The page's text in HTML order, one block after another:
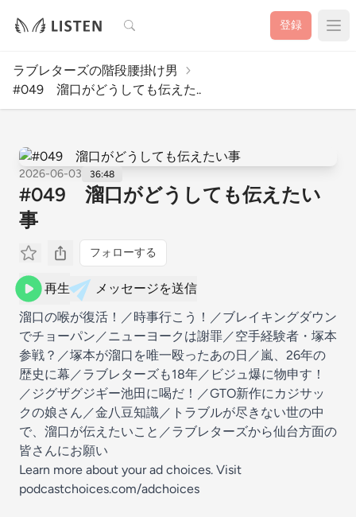
検索 登録
ラブレターズの階段腰掛け男
#049 溜口がどうしても伝えた..
2026-06-03 36:48
#049 溜口がどうしても伝えたい
事
フォローする
再生
メッセージを送信
溜口の喉が復活！／時事行こう！／ブレイキングダウン
でチョーパン／ニューヨークは謝罪／空手経験者・塚本
参戦？／塚本が溜口を唯一殴ったあの日／嵐、26年の
歴史に幕／ラブレターズも18年／ビジュ爆に物申す！
／ジグザグジギー池田に喝だ！／GTO新作にカジサッ
クの娘さん／金八豆知識／トラブルが尽きない世の中
で、溜口が伝えたいこと／ラブレターズから仙台方面の
皆さんにお願い
Learn more about your ad choices. Visit
podcastchoices.com/adchoices